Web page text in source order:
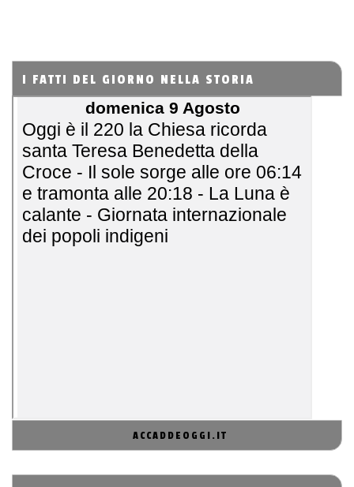
I FATTI DEL GIORNO NELLA STORIA
ACCADDEOGGI.IT